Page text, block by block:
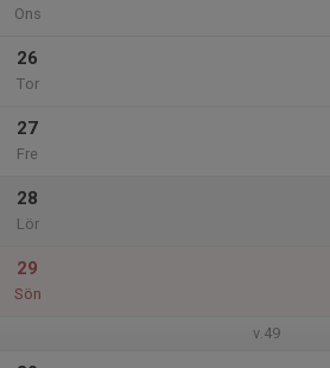
Ons
26
Tor
27
Fre
28
Lör
29
Sön
v.49